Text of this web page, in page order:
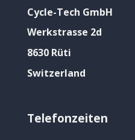
Cycle-Tech GmbH
Werkstrasse 2d
8630 Rüti
Switzerland
Telefonzeiten